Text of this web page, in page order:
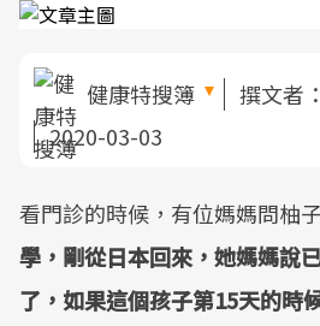
健康特搜簿 撰文者：
2020-03-03
看門診的時候，有位媽媽問柚
學，剛從日本回來，她媽媽說
了，如果這個孩子第15天的時